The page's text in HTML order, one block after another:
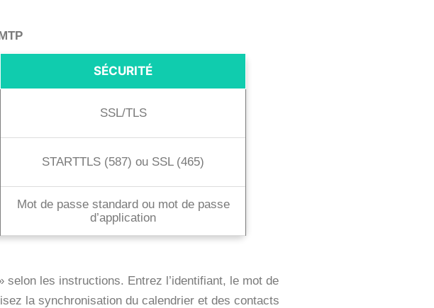
SÉCURITÉ
SSL/TLS
STARTTLS (587) ou SSL (465)
Mot de passe standard ou mot de passe
d’application
les instructions. Entrez l’identifiant, le mot de
la synchronisation du calendrier et des contacts